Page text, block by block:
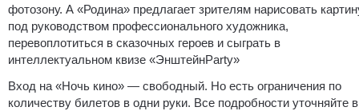
фотозону. А «Родина» предлагает зрителям нарисовать
под руководством профессионального художника,
перевоплотиться в сказочных героев и сыграть в
интеллектуальном квизе «ЭнштейнParty»
Вход на «Ночь кино» — свободный. Но есть ограничения по
количеству билетов в одни руки. Все подробности уточняйте в